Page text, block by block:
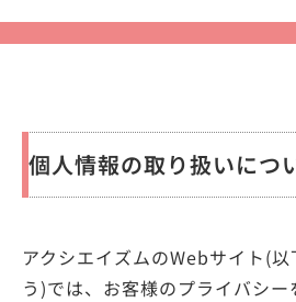
個人情報の取り扱いにつ
アクシエイズムのWebサイト(
う)では、お客様のプライバシ